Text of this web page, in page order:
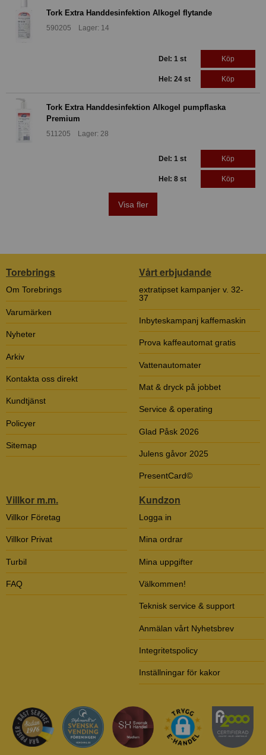
Tork Extra Handdesinfektion Alkogel flytande
590205 Lager: 14
Del: 1 st Köp
Hel: 24 st Köp
Tork Extra Handdesinfektion Alkogel pumpflaska
Premium
511205 Lager: 28
Del: 1 st Köp
Hel: 8 st Köp
Visa fler
Torebrings
Om Torebrings
Varumärken
Nyheter
Arkiv
Kontakta oss direkt
Kundtjänst
Policyer
Sitemap
Vårt erbjudande
extratipset kampanjer v. 32-
37
Inbyteskampanj kaffemaskin
Prova kaffeautomat gratis
Vattenautomater
Mat & dryck på jobbet
Service & operating
Glad Påsk 2026
Julens gåvor 2025
PresentCard©
Villkor m.m.
Villkor Företag
Villkor Privat
Turbil
FAQ
Kundzon
Logga in
Mina ordrar
Mina uppgifter
Välkommen!
Teknisk service & support
Anmälan vårt Nyhetsbrev
Integritetspolicy
Inställningar för kakor